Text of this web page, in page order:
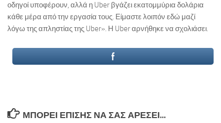
οδηγοί υποφέρουν, αλλά η Uber βγάζει εκατομμύρια δολάρια
κάθε μέρα από την εργασία τους. Είμαστε λοιπόν εδώ μαζί
λόγω της απληστίας της Uber». Η Uber αρνήθηκε να σχολιάσει.
ΜΠΟΡΕΊ ΕΠΊΣΗΣ ΝΑ ΣΑΣ ΑΡΈΣΕΙ...